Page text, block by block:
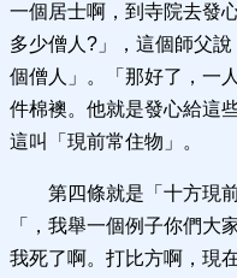
一個居士啊，到寺院去發
多少僧人?」，這個師父
個僧人」。「那好了，一
件棉襖。他就是發心給這
這叫「現前常住物」。
第四條就是「十方現
「，我舉一個例子你們大
我死了啊。打比方啊，現